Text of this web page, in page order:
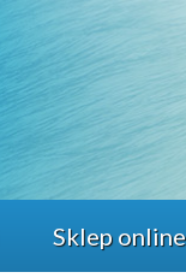
Sklep online